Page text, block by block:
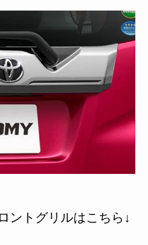
ントグリルはこちら↓